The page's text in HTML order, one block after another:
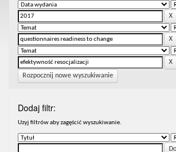
Rozpocznij nowe wyszukiwanie
Dodaj filtr:
Uzyj filtrów aby zagęścić wyszukiwanie.